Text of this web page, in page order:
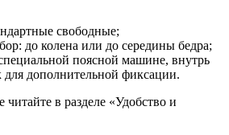
свободные;
до колена или до середины бедра;
поясной машине, внутрь
для дополнительной фиксации.
в разделе «Удобство и